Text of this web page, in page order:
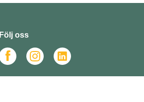
Följ oss